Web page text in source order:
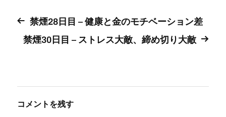
禁煙28日目 – 健康と金のモチベーション差
禁煙30日目 – ストレス大敵、締め切り大敵
コメントを残す